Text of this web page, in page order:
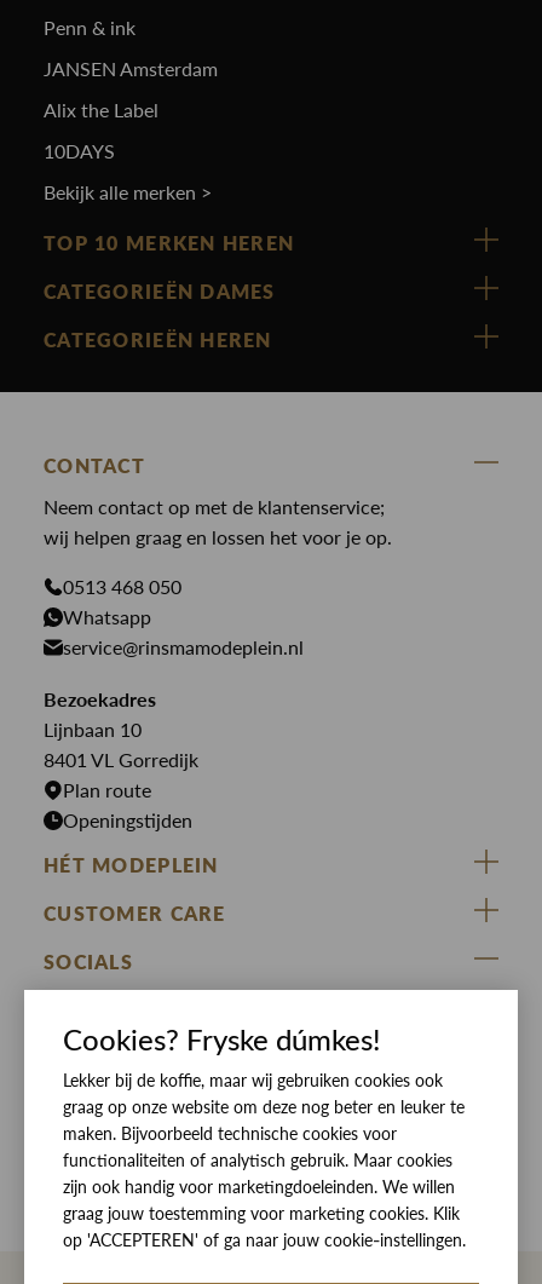
Penn & ink
JANSEN Amsterdam
Alix the Label
10DAYS
Bekijk alle merken >
TOP 10 MERKEN HEREN
Vanguard
Cast Iron
State Of Art
Paul en Shark
Genti
PME Legend
Butcher of Blue
Bekijk alle merken >
CATEGORIEËN DAMES
Nieuw binnen
Blouses
Broeken
Gilets
Jassen
Jeans
Jurken
Rokken
CATEGORIEËN HEREN
Broeken
Colberts
Giftcards
Jassen
Overhemden
Truien
T-shirts
CONTACT
Neem contact op met de klantenservice;
wij helpen graag en lossen het voor je op.
0513 468 050
Whatsapp
service@rinsmamodeplein.nl
Bezoekadres
Lijnbaan 10
8401 VL Gorredijk
Plan route
Openingstijden
HÉT MODEPLEIN
ZIJ VAN RINSMA
DE HEEREN VAN RINSMA
RINSMA.CONCEPTS
Eten en drinken
Openingstijden
Werken bij RINSMA
CUSTOMER CARE
Veelgestelde vragen
Betaalmethoden
Bezorgen
Contact
Reviews
SOCIALS
Cookies? Fryske dúmkes!
Lekker bij de koffie, maar wij gebruiken cookies ook
graag op onze website om deze nog beter en leuker te
maken. Bijvoorbeeld technische cookies voor
functionaliteiten of analytisch gebruik. Maar cookies
zijn ook handig voor marketingdoeleinden. We willen
graag jouw toestemming voor marketing cookies. Klik
op 'ACCEPTEREN' of ga naar jouw cookie-instellingen.